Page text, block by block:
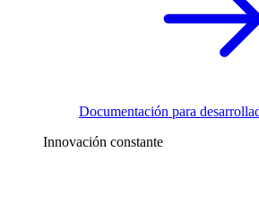
Documentación para
Innovación constante